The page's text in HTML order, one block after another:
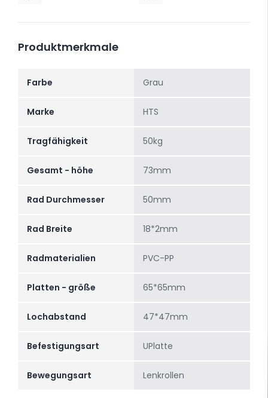
Produktmerkmale
Farbe Grau
Marke HTS
Tragfähigkeit 50kg
Gesamt - höhe 73mm
Rad Durchmesser 50mm
Rad Breite 18*2mm
Radmaterialien PVC-PP
Platten - größe 65*65mm
Lochabstand 47*47mm
Befestigungsart UPlatte
Bewegungsart Lenkrollen